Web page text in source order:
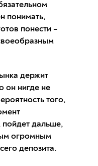
понимать,
понести –
держит
он нигде не
того,
дальше,
огромным
депозита.